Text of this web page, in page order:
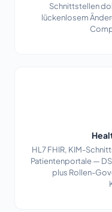
Schnittstellen
lückenlosem
HL7 FHIR, KIM-
Patientenportale —
plus Rollen-